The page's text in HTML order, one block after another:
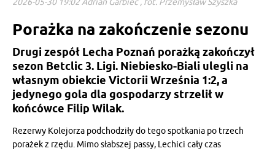
Porażka na zakończenie sezonu
Drugi zespół Lecha Poznań porażką zakończył
sezon Betclic 3. Ligi. Niebiesko-Biali ulegli na
własnym obiekcie Victorii Września 1:2, a
jedynego gola dla gospodarzy strzelił w
końcówce Filip Wilak.
Rezerwy Kolejorza podchodziły do tego spotkania po trzech
porażek z rzędu. Mimo słabszej passy, Lechici cały czas